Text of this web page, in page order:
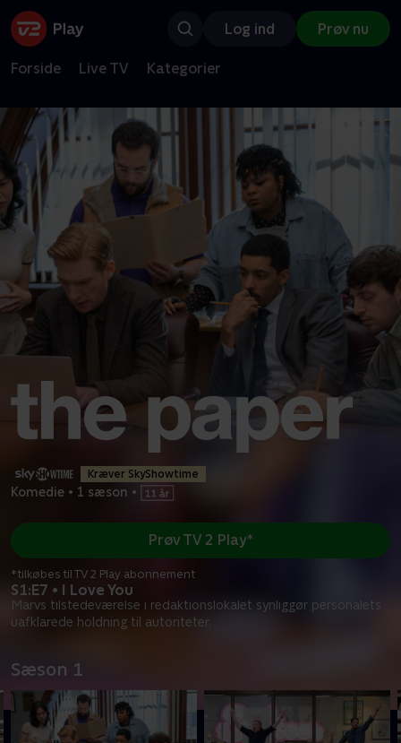
Log ind Prøv nu
Forside Live TV Kategorier
Kræver SkyShowtime
Komedie • 1 sæson •
S1:E7 • I Love You
Marvs tilstedeværelse i redaktionslokalet synliggør personalets
uafklarede holdning til autoriteter.
Prøv TV 2 Play*
*tilkøbes til TV 2 Play abonnement
Sæson 1